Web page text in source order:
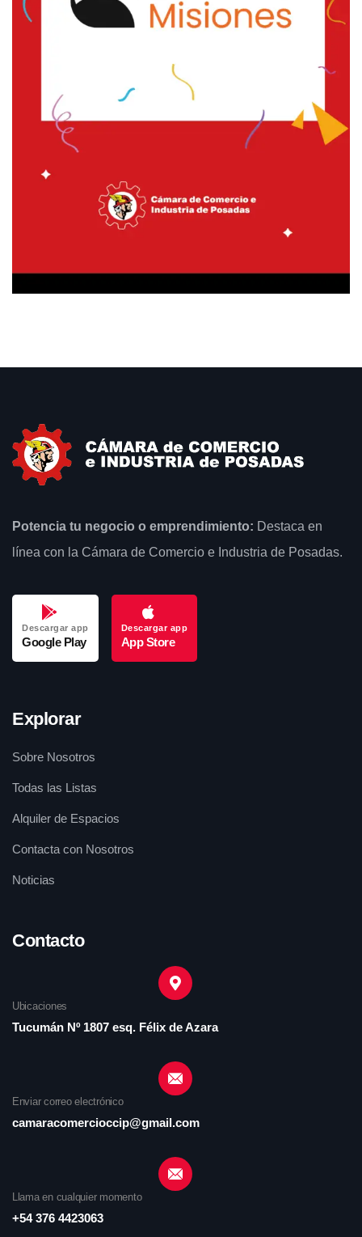
Potencia tu negocio o emprendimiento: Destaca en
línea con la Cámara de Comercio e Industria de Posadas.
Descargar app
Google Play
Descargar app
App Store
Explorar
Sobre Nosotros
Todas las Listas
Alquiler de Espacios
Contacta con Nosotros
Noticias
Contacto
Ubicaciones
Tucumán Nº 1807 esq. Félix de Azara
Enviar correo electrónico
camaracomercioccip@gmail.com
Llama en cualquier momento
+54 376 4423063